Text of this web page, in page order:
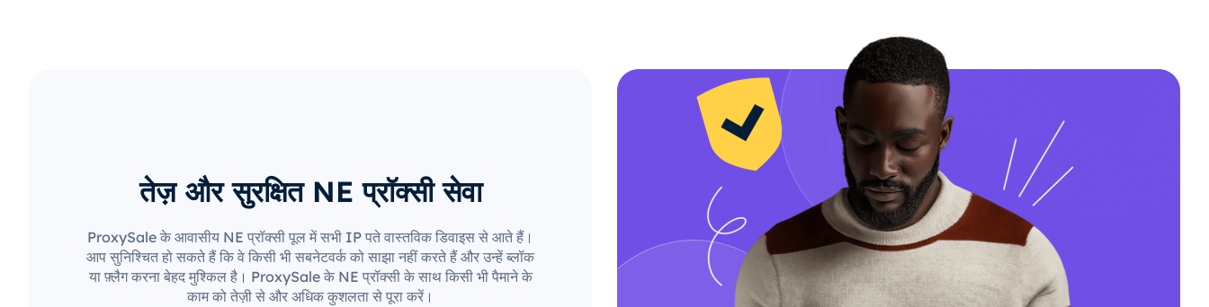
तेज़ और सुरक्षित NE प्रॉक्सी सेवा
ProxySale के आवासीय NE प्रॉक्सी पूल में सभी IP पते वास्तविक डिवाइस से आते हैं।
आप सुनिश्चित हो सकते हैं कि वे किसी भी सबनेटवर्क को साझा नहीं करते हैं और उन्हें ब्लॉक
या फ़्लैग करना बेहद मुश्किल है। ProxySale के NE प्रॉक्सी के साथ किसी भी पैमाने के
काम को तेज़ी से और अधिक कुशलता से पूरा करें।